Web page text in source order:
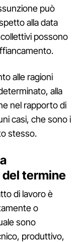
può
alla data
possono
alle ragioni
alla
nel rapporto di
casi, che sono i
stesso.
termine
di lavoro è
o
sono
produttivo,